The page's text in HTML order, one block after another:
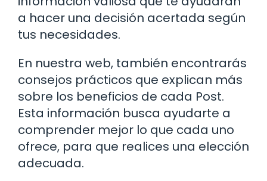
a hacer una decisión acertada según
tus necesidades.
En nuestra web, también encontrarás
consejos prácticos que explican más
sobre los beneficios de cada Post.
Esta información busca ayudarte a
comprender mejor lo que cada uno
ofrece, para que realices una elección
adecuada.